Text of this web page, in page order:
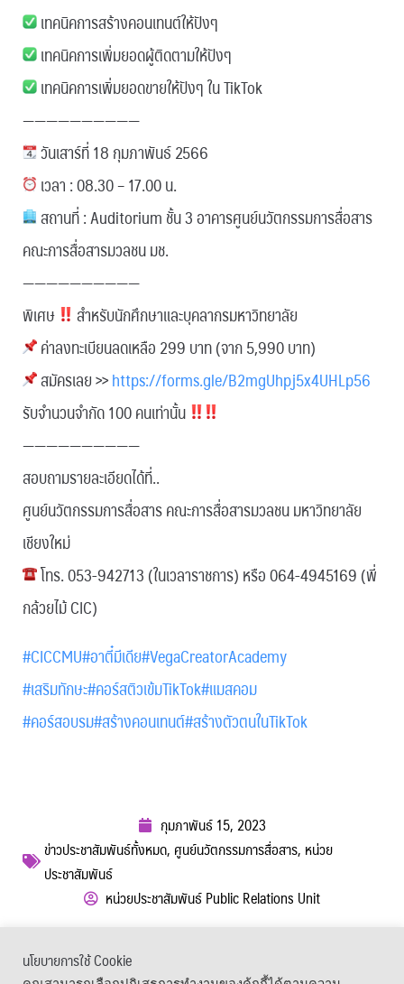
เทคนิคการสร้างคอนเทนต์ให้ปังๆ
เทคนิคการเพิ่มยอดผู้ติดตามให้ปังๆ
เทคนิคการเพิ่มยอดขายให้ปังๆ ใน TikTok
——————————
วันเสาร์ที่ 18 กุมภาพันธ์ 2566
เวลา : 08.30 – 17.00 น.
สถานที่ : Auditorium ชั้น 3 อาคารศูนย์นวัตกรรมการสื่อสาร
คณะการสื่อสารมวลชน มช.
——————————
พิเศษ
สำหรับนักศึกษาและบุคลากรมหาวิทยาลัย
ค่าลงทะเบียนลดเหลือ 299 บาท (จาก 5,990 บาท)
สมัครเลย >>https://forms.gle/B2mgUhpj5x4UHLp56
รับจำนวนจำกัด 100 คนเท่านั้น
——————————
สอบถามรายละเอียดได้ที่..
ศูนย์นวัตกรรมการสื่อสาร คณะการสื่อสารมวลชน มหาวิทยาลัย
เชียงใหม่
โทร. 053-942713 (ในเวลาราชการ) หรือ 064-4945169 (พี่
กล้วยไม้ CIC)
#CICCMU#อาตี๋มีเดีย#VegaCreatorAcademy
#เสริมทักษะ#คอร์สติวเข้มTikTok#แมสคอม
#คอร์สอบรม#สร้างคอนเทนต์#สร้างตัวตนในTikTok
กุมภาพันธ์ 15, 2023
ข่าวประชาสัมพันธ์ทั้งหมด, ศูนย์นวัตกรรมการสื่อสาร, หน่วย
ประชาสัมพันธ์
หน่วยประชาสัมพันธ์ Public Relations Unit
นโยบายการใช้ Cookie